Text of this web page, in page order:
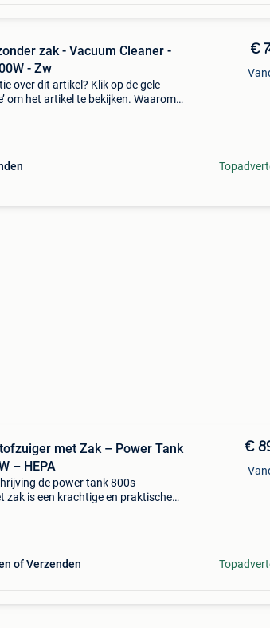
zak - Vacuum Cleaner -
- Zw
over dit artikel? Klik op de gele
om het artikel te bekijken. Waarom
€
met Zak – Power Tank
– HEPA
de power tank 800s
zak is een krachtige en praktische
of Verzenden
€